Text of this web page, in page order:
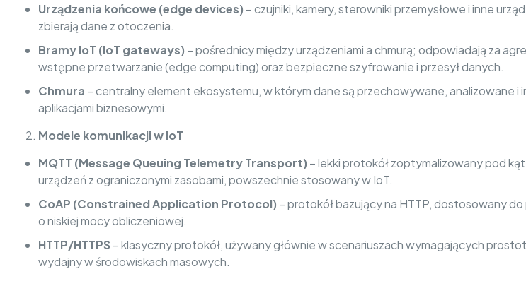
Urządzenia końcowe (edge devices) – czujniki, kamery, sterowniki przemysłowe i inne
zbierają dane z otoczenia.
Bramy IoT (IoT gateways) – pośrednicy między urządzeniami a chmurą; odpowiadają za
wstępne przetwarzanie (edge computing) oraz bezpieczne szyfrowanie i przesył danych.
Chmura – centralny element ekosystemu, w którym dane są przechowywane, analizowane i
aplikacjami biznesowymi.
Modele komunikacji w IoT
MQTT (Message Queuing Telemetry Transport) – lekki protokół zoptymalizowany pod
urządzeń z ograniczonymi zasobami, powszechnie stosowany w IoT.
CoAP (Constrained Application Protocol) – protokół bazujący na HTTP, dostosowany
o niskiej mocy obliczeniowej.
HTTP/HTTPS – klasyczny protokół, używany głównie w scenariuszach wymagających
wydajny w środowiskach masowych.